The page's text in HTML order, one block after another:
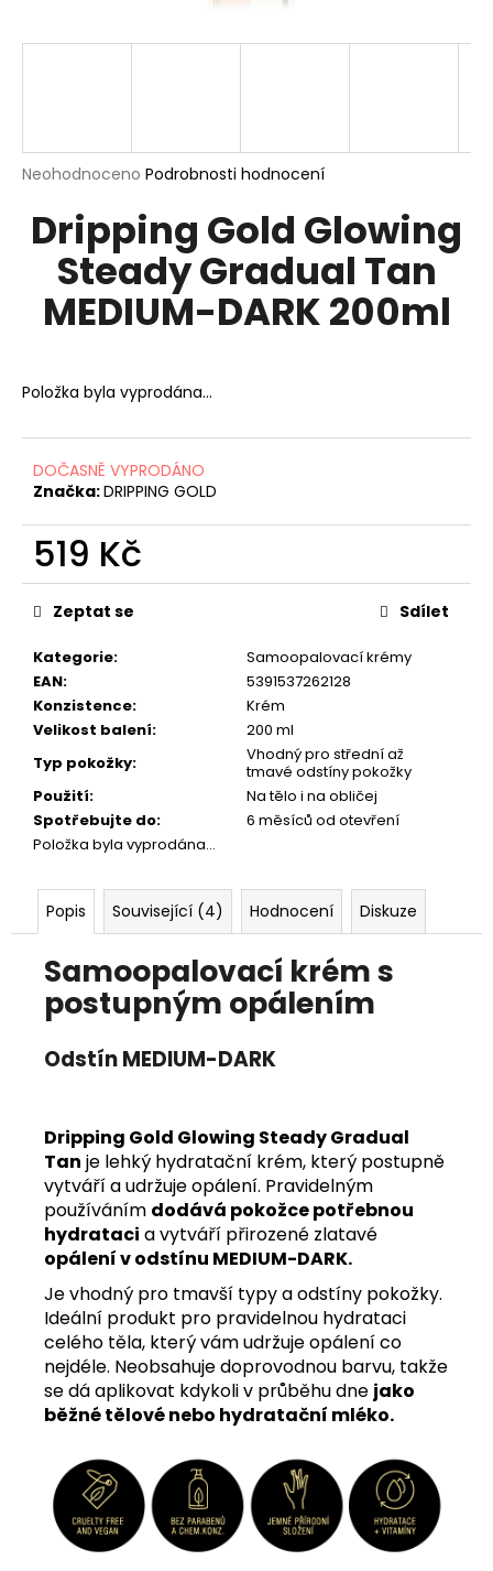
Průměrné
produktu
hvězdiček.
Neohodnoceno Podrobnosti hodnocení
Dripping Gold Glowing
Steady Gradual Tan
MEDIUM-DARK 200ml
Položka byla vyprodána…
DOČASNĚ VYPRODÁNO
Značka:DRIPPING GOLD
519 Kč
Měrná
cena:
Kategorie:
Samoopalovací krémy
EAN:
5391537262128
Konzistence:
Krém
Velikost balení:
200 ml
Typ pokožky:
Vhodný pro střední až
tmavé odstíny pokožky
Použití:
Na tělo i na obličej
Spotřebujte do:
6 měsíců od otevření
Položka byla vyprodána…
Zeptat se Sdílet
Popis Související (4) Hodnocení Diskuze
Samoopalovací krém s
postupným opálením
Odstín MEDIUM-DARK
Dripping Gold Glowing Steady Gradual
Tan je lehký hydratační krém, který postupně
vytváří a udržuje opálení. Pravidelným
používáním dodává pokožce potřebnou
hydrataci a vytváří přirozené zlatavé
opálení v odstínu MEDIUM-DARK.
Je vhodný pro tmavší typy a odstíny pokožky.
Ideální produkt pro pravidelnou hydrataci
celého těla, který vám udržuje opálení co
nejdéle. Neobsahuje doprovodnou barvu, takže
se dá aplikovat kdykoli v průběhu dne jako
běžné tělové nebo hydratační mléko.
j
?
HLEDAT
p
r
u
č
u
m
e